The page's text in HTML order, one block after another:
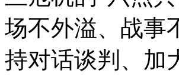
场不外溢、战事
持对话谈判、加